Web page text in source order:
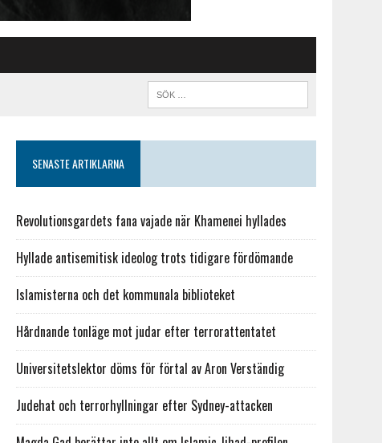
SENASTE ARTIKLARNA
Revolutionsgardets fana vajade när Khamenei hyllades
Hyllade antisemitisk ideolog trots tidigare fördömande
Islamisterna och det kommunala biblioteket
Hårdnande tonläge mot judar efter terrorattentatet
Universitetslektor döms för förtal av Aron Verständig
Judehat och terrorhyllningar efter Sydney-attacken